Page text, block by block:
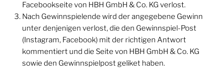
Facebookseite von HBH GmbH & Co. KG verlost.
Nach Gewinnspielende wird der angegebene Gewinn
unter denjenigen verlost, die den Gewinnspiel-Post
(Instagram, Facebook) mit der richtigen Antwort
kommentiert und die Seite von HBH GmbH & Co. KG
sowie den Gewinnspielpost geliket haben.